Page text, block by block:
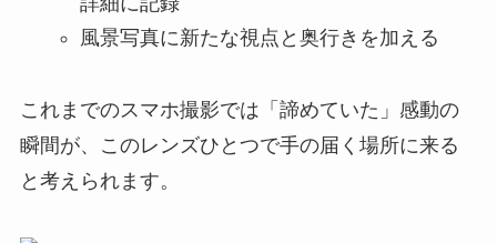
風景写真に新たな視点と奥行きを加える
これまでのスマホ撮影では「諦めていた」感動の
瞬間が、このレンズひとつで手の届く場所に来る
と考えられます。